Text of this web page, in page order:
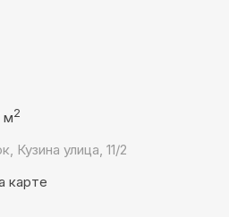
м2
Кузина улица, 11/2
карте